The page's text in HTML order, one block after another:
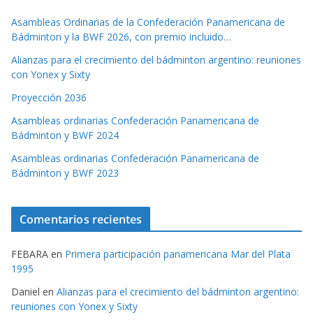
Asambleas Ordinarias de la Confederación Panamericana de
Bádminton y la BWF 2026, con premio incluido…
Alianzas para el crecimiento del bádminton argentino: reuniones
con Yonex y Sixty
Proyección 2036
Asambleas ordinarias Confederación Panamericana de
Bádminton y BWF 2024
Asambleas ordinarias Confederación Panamericana de
Bádminton y BWF 2023
Comentarios recientes
FEBARA en Primera participación panamericana Mar del Plata
1995
Daniel en Alianzas para el crecimiento del bádminton argentino:
reuniones con Yonex y Sixty